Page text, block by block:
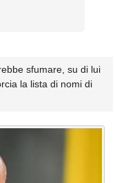
sfumare, su di lui
la lista di nomi di